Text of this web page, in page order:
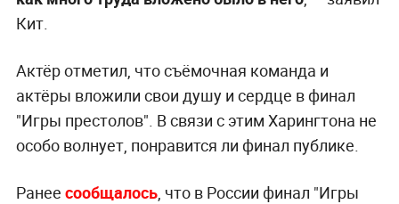
Кит.
Актёр отметил, что съёмочная команда и
актёры вложили свои душу и сердце в финал
"Игры престолов". В связи с этим Харингтона не
особо волнует, понравится ли финал публике.
Ранее сообщалось, что в России финал "Игры